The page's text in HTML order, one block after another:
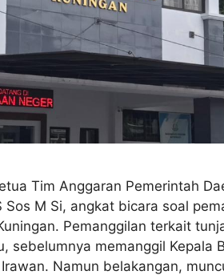
Tim Anggaran Pemerintah
Sos M Si, angkat bicara soal
Pemanggilan terkait
sebelumnya memanggil Kepala
Irawan. Namun belakangan,